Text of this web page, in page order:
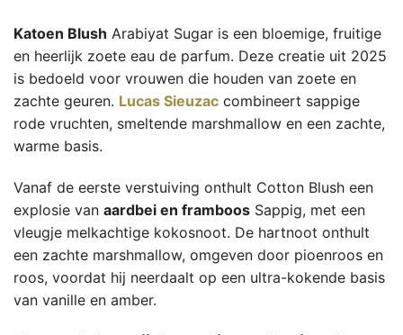
Katoen Blush Arabiyat Sugar is een bloemige, fruitige
en heerlijk zoete eau de parfum. Deze creatie uit 2025
is bedoeld voor vrouwen die houden van zoete en
zachte geuren. Lucas Sieuzac combineert sappige
rode vruchten, smeltende marshmallow en een zachte,
warme basis.
Vanaf de eerste verstuiving onthult Cotton Blush een
explosie van aardbei en framboos Sappig, met een
vleugje melkachtige kokosnoot. De hartnoot onthult
een zachte marshmallow, omgeven door pioenroos en
roos, voordat hij neerdaalt op een ultra-kokende basis
van vanille en amber.